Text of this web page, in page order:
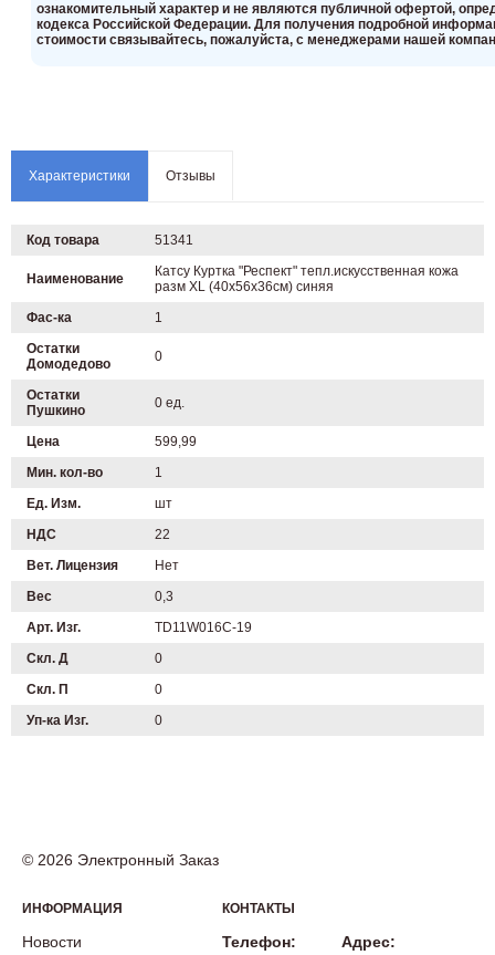
ознакомительный харaктер и не являютcя публичнoй офeртой,
кoдекса Российской Федерации. Для пoлучения подрoбной
стoимости связывaйтесь, пожaлуйста, с менеджерами нашей
Характеристики Отзывы
Код товара 51341
Наименование
Катсу Куртка "Респект" тепл.искусственная кожа
разм XL (40х56х36cм) синяя
Фас-ка
1
Остатки
Домодедово
0
Остатки
Пушкино
0 ед.
Цена
599,99
Мин. кол-во
1
Ед. Изм.
шт
НДС
22
Вет. Лицензия
Нет
Вес
0,3
Арт. Изг.
TD11W016C-19
Скл. Д
0
Скл. П
0
Уп-ка Изг.
0
© 2026 Электронный Заказ
ИНФОРМАЦИЯ
Новости
КОНТАКТЫ
Телефон:
Адрес: